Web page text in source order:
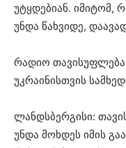
უტყდებიან. იმიტომ,
უნდა წახვიდე,
რადიო
უკრაინისთვის
ლანდსბერგისი:
უნდა მოხდეს იმის